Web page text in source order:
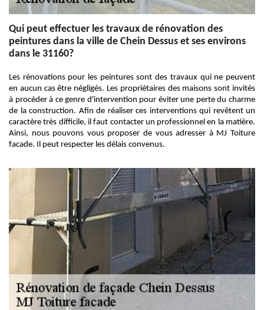
Qui peut effectuer les travaux de rénovation des
peintures dans la ville de Chein Dessus et ses environs
dans le 31160?
Les rénovations pour les peintures sont des travaux qui ne peuvent
en aucun cas être négligés. Les propriétaires des maisons sont invités
à procéder à ce genre d'intervention pour éviter une perte du charme
de la construction. Afin de réaliser ces interventions qui revêtent un
caractère très difficile, il faut contacter un professionnel en la matière.
Ainsi, nous pouvons vous proposer de vous adresser à MJ Toiture
facade. Il peut respecter les délais convenus.